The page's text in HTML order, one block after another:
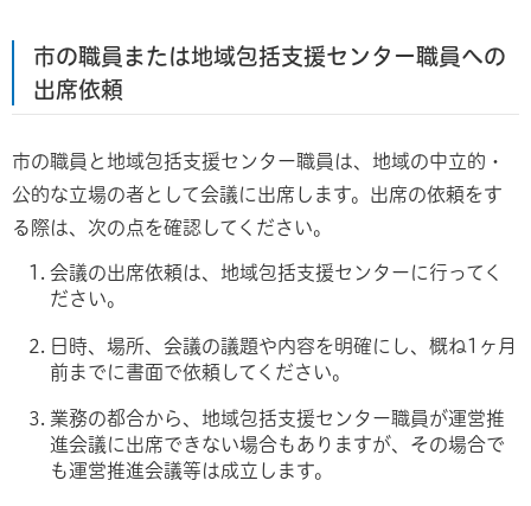
市の職員または地域包括支援センター職員への
出席依頼
市の職員と地域包括支援センター職員は、地域の中立的・
公的な立場の者として会議に出席します。出席の依頼をす
る際は、次の点を確認してください。
会議の出席依頼は、地域包括支援センターに行ってく
ださい。
日時、場所、会議の議題や内容を明確にし、概ね1ヶ月
前までに書面で依頼してください。
業務の都合から、地域包括支援センター職員が運営推
進会議に出席できない場合もありますが、その場合で
も運営推進会議等は成立します。